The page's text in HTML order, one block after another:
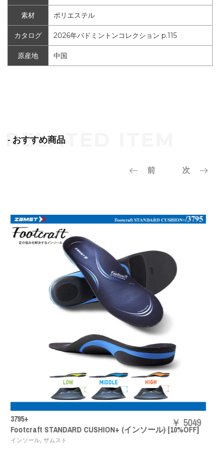
素材 ポリエステル
カタログ 2026年バドミントンコレクション p.115
原産地 中国
- おすすめ商品
前 次
CUSHION+ (インソール) [10%OFF]
SHBAZ2M
パワークッショ